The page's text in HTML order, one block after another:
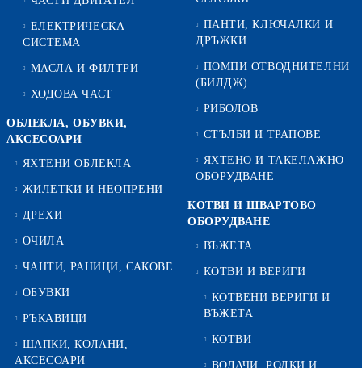
ЕЛЕКТРИЧЕСКА
СИСТЕМА
МАСЛА И ФИЛТРИ
ХОДОВА ЧАСТ
ОБЛЕКЛА, ОБУВКИ,
АКСЕСОАРИ
ЯХТЕНИ ОБЛЕКЛА
ЖИЛЕТКИ И НЕОПРЕНИ
ДРЕХИ
ОЧИЛА
ЧАНТИ, РАНИЦИ, САКОВЕ
ОБУВКИ
РЪКАВИЦИ
ШАПКИ, КОЛАНИ,
АКСЕСОАРИ
ПАНТИ, КЛЮЧАЛКИ И
ДРЪЖКИ
ПОМПИ ОТВОДНИТЕЛНИ
(БИЛДЖ)
РИБОЛОВ
СТЪЛБИ И ТРАПОВЕ
ЯХТЕНО И ТАКЕЛАЖНО
ОБОРУДВАНЕ
КОТВИ И ШВАРТОВО
ОБОРУДВАНЕ
ВЪЖЕТА
КОТВИ И ВЕРИГИ
КОТВЕНИ ВЕРИГИ И
ВЪЖЕТА
КОТВИ
ВОДАЧИ, РОЛКИ И